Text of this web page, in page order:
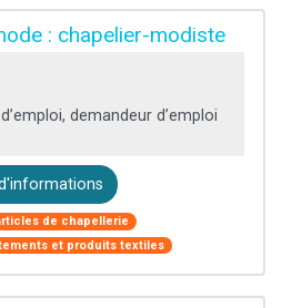
: chapelier-modiste
demandeur d’emploi
de chapellerie
et produits textiles